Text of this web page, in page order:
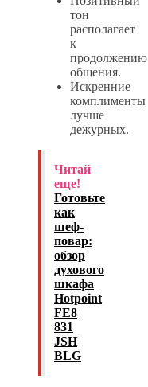
тон
располагает
к
продолжению
общения.
Искренние
комплименты
лучше
дежурных.
Читай
еще!
Готовьте
как
шеф-
повар:
обзор
духового
шкафа
Hotpoint
FE8
831
JSH
BLG